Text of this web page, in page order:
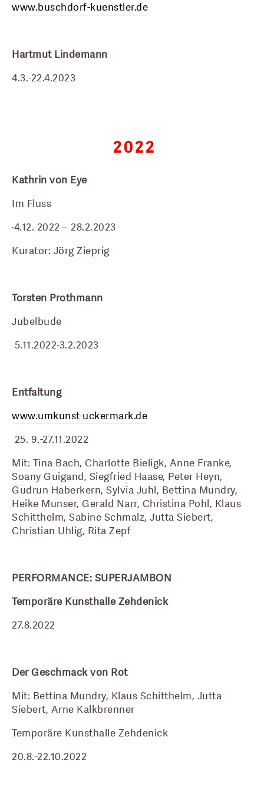
www.buschdorf-kuenstler.de
Hartmut Lindemann
4.3.-22.4.2023
2022
Kathrin von Eye
Im Fluss
·4.12. 2022 – 28.2.2023
Kurator: Jörg Zieprig
Torsten Prothmann
Jubelbude
5.11.2022-3.2.2023
Entfaltung
www.umkunst-uckermark.de
25. 9.-27.11.2022
Mit: Tina Bach, Charlotte Bieligk, Anne Franke,
Soany Guigand, Siegfried Haase, Peter Heyn,
Gudrun Haberkern, Sylvia Juhl, Bettina Mundry,
Heike Munser, Gerald Narr, Christina Pohl, Klaus
Schitthelm, Sabine Schmalz, Jutta Siebert,
Christian Uhlig, Rita Zepf
PERFORMANCE: SUPERJAMBON
Temporäre Kunsthalle Zehdenick
27.8.2022
Der Geschmack von Rot
Mit: Bettina Mundry, Klaus Schitthelm, Jutta
Siebert, Arne Kalkbrenner
Temporäre Kunsthalle Zehdenick
20.8.-22.10.2022